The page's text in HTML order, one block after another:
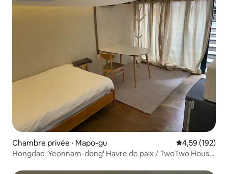
Chambre privée ⋅ Mapo-gu Évaluation
4,59 (192)
Hongdae 'Yeonnam-dong' Havre de paix / TwoTwo House